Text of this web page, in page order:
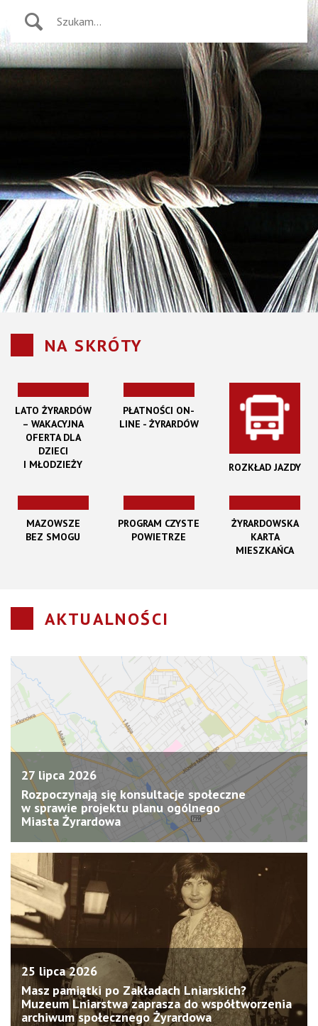
NA SKRÓTY
LATO ŻYRARDÓW
– WAKACYJNA
OFERTA DLA
DZIECI
I MŁODZIEŻY
PŁATNOŚCI ON-
LINE - ŻYRARDÓW
ROZKŁAD JAZDY
MAZOWSZE
BEZ SMOGU
PROGRAM CZYSTE
POWIETRZE
ŻYRARDOWSKA
KARTA
MIESZKAŃCA
AKTUALNOŚCI
27 lipca 2026
Rozpoczynają się konsultacje społeczne
w sprawie projektu planu ogólnego
Miasta Żyrardowa
25 lipca 2026
Masz pamiątki po Zakładach Lniarskich?
Muzeum Lniarstwa zaprasza do współtworzenia
archiwum społecznego Żyrardowa